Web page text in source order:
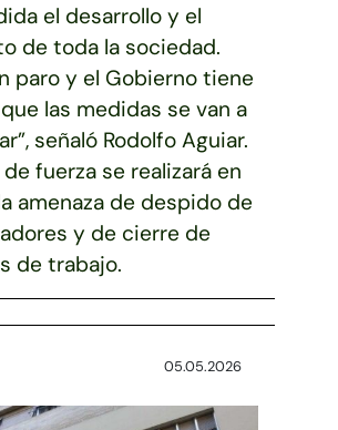
el desarrollo y el
de toda la sociedad.
paro y el Gobierno tiene
las medidas se van a
señaló Rodolfo Aguiar.
fuerza se realizará en
amenaza de despido de
y de cierre de
de trabajo.
05.05.2026